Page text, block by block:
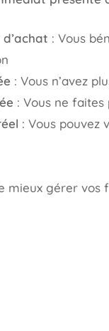
: Vous
: Vous n’avez
: Vous ne
: Vous pouvez
mieux gérer vos